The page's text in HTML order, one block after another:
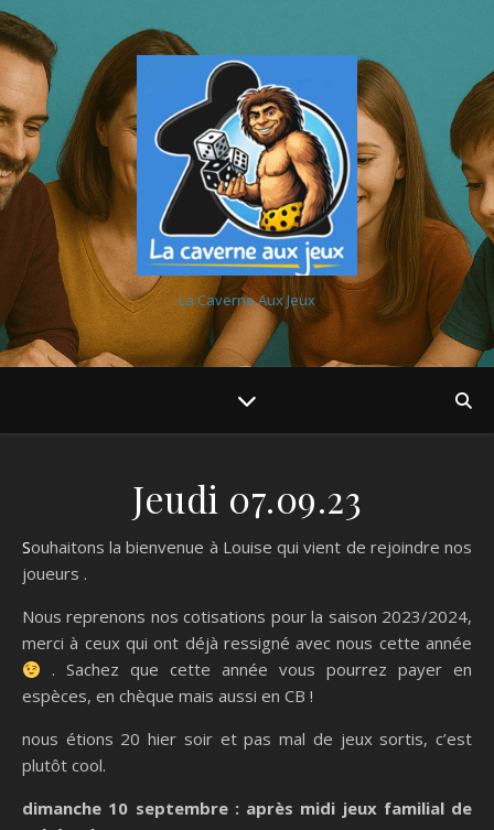
La Caverne Aux Jeux
Jeudi 07.09.23
Souhaitons la bienvenue à Louise qui vient de rejoindre nos
joueurs .
Nous reprenons nos cotisations pour la saison 2023/2024,
merci à ceux qui ont déjà ressigné avec nous cette année
. Sachez que cette année vous pourrez payer en
espèces, en chèque mais aussi en CB !
nous étions 20 hier soir et pas mal de jeux sortis, c’est
plutôt cool.
dimanche 10 septembre : après midi jeux familial de